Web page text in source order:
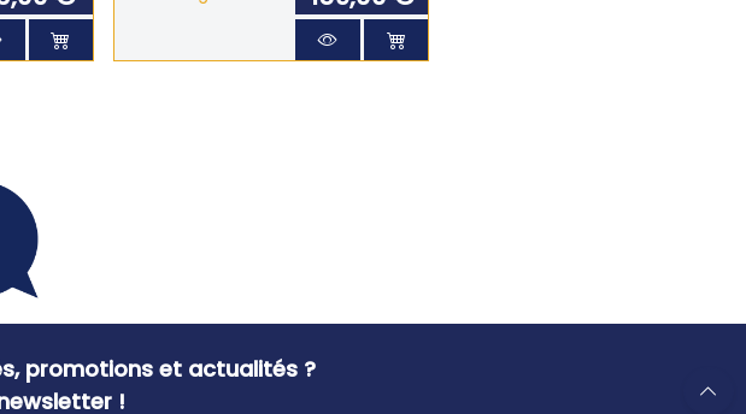
promotions et actualités ?
!